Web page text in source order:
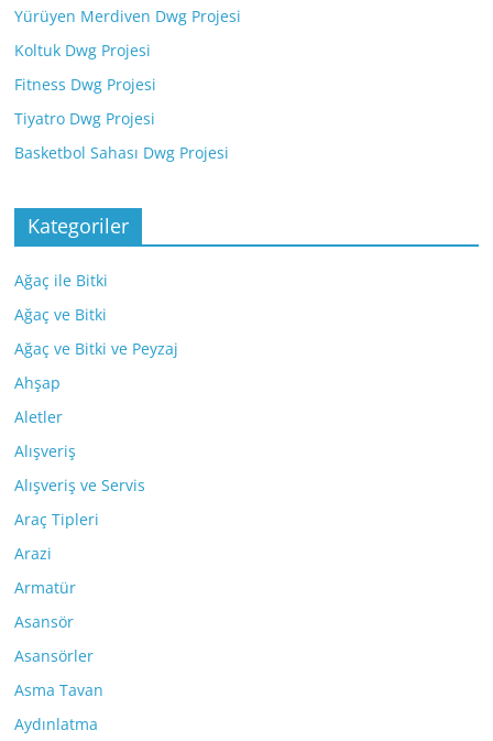
Yürüyen Merdiven Dwg Projesi
Koltuk Dwg Projesi
Fitness Dwg Projesi
Tiyatro Dwg Projesi
Basketbol Sahası Dwg Projesi
Kategoriler
Ağaç ile Bitki
Ağaç ve Bitki
Ağaç ve Bitki ve Peyzaj
Ahşap
Aletler
Alışveriş
Alışveriş ve Servis
Araç Tipleri
Arazi
Armatür
Asansör
Asansörler
Asma Tavan
Aydınlatma